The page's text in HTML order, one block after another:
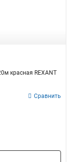
красная REXANT
Сравнить